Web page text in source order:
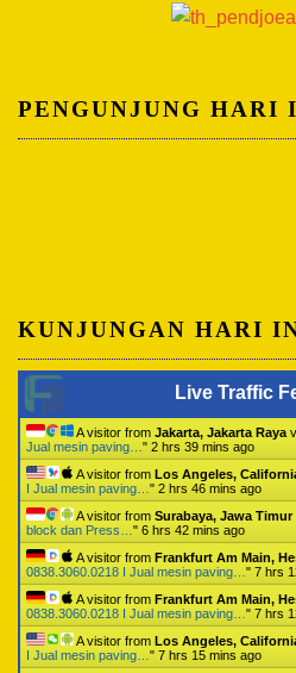
PENGUNJUNG HARI
KUNJUNGAN HARI
Live Traffic
A visitor from Jakarta, Jakarta Raya
Jual mesin paving… " 2 hrs 39 mins ago
A visitor from Los Angeles,
I Jual mesin paving… " 2 hrs 46 mins ago
A visitor from Surabaya, Jawa Timur
block dan Press… " 6 hrs 42 mins ago
A visitor from Frankfurt Am Main,
0838.3060.0218 I Jual mesin paving… " 7 hrs
A visitor from Frankfurt Am Main,
0838.3060.0218 I Jual mesin paving… " 7 hrs
A visitor from Los Angeles,
I Jual mesin paving… " 7 hrs 15 mins ago